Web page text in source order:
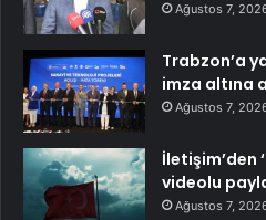
Ağustos 7,
Trabzon’a
imza altına
Ağustos 7,
İletişim’den
videolu
Ağustos 7,